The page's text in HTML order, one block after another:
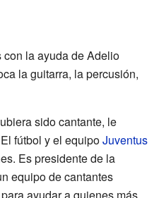
la ayuda de Adelio
la guitarra, la percusión,
sido cantante, le
fútbol y el equipoJuventus
Es presidente de la
equipo de cantantes
ayudar a quienes más